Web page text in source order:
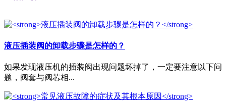
液压插装阀的卸载步骤是怎样的？
如果发现液压机的插装阀出现问题坏掉了，一定要注意以下问
题，阀套与阀芯相...